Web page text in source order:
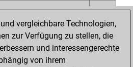
0
0
0
vergleichbare Technologien,
zur Verfügung zu stellen, die
und interessengerechte
von ihrem